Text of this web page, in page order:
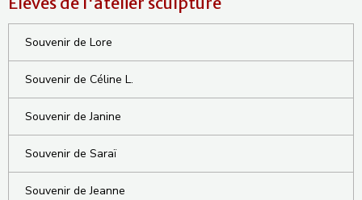
Souvenir de Lore
Souvenir de Céline L.
Souvenir de Janine
Souvenir de Saraï
Souvenir de Jeanne